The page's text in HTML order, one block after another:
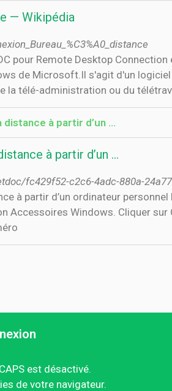
— Wikipédia
pour Remote Desktop
de Microsoft.Il s'agit d'un
la télé-administration ou du
à partir d’un ...
à partir d’un ...
fc429f52-c2c6-4adc-880a-
à partir d’un ordinateur
Accessoires Windows. Cliquer
est désactivé.
de votre navigateur.